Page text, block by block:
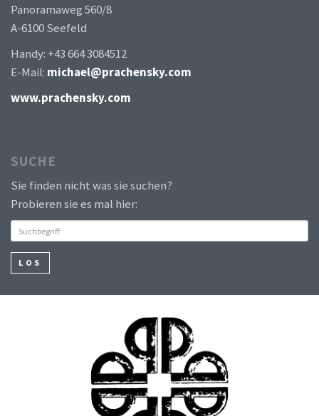
Panoramaweg 560/8
A-6100 Seefeld
Handy: +43 664 3084512
E-Mail: michael@prachensky.com
www.prachensky.com
SUCHE
Sie finden nicht was sie suchen?
Probieren sie es mal hier:
LOS